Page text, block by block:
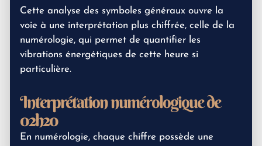
Cette analyse des symboles généraux ouvre la
voie à une interprétation plus chiffrée, celle de la
numérologie, qui permet de quantifier les
vibrations énergétiques de cette heure si
particulière.
Interprétation numérologique de
02h20
En numérologie, chaque chiffre possède une